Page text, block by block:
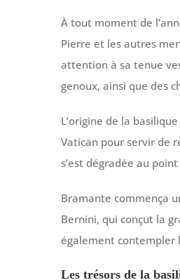
À tout moment de
Pierre et les autres
attention à sa tenue
genoux, ainsi que des
L’origine de la
Vatican pour servir de
s’est dégradée au
Bramante commença
Bernini, qui conçut la
également contempler
Les trésors de la